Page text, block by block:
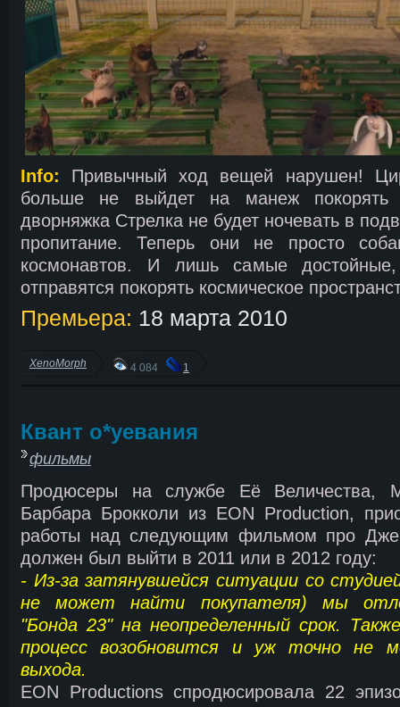
Info: Привычный ход вещей нарушен!
больше не выйдет на манеж покорять
дворняжка Стрелка не будет ночевать в
пропитание. Теперь они не просто
космонавтов. И лишь самые
отправятся покорять космическое
Премьера: 18 марта 2010
XenoMorph 4 084 1
Квант о*уевания
фильмы
Продюсеры на службе Её Величества,
Барбара Брокколи из EON Production,
работы над следующим фильмом про
должен был выйти в 2011 или в 2012 году:
- Из-за затянувшейся ситуации со
не может найти покупателя) мы
"Бонда 23" на неопределенный срок.
процесс возобновится и уж точно не
выхода.
EON Productions спродюсировала 22